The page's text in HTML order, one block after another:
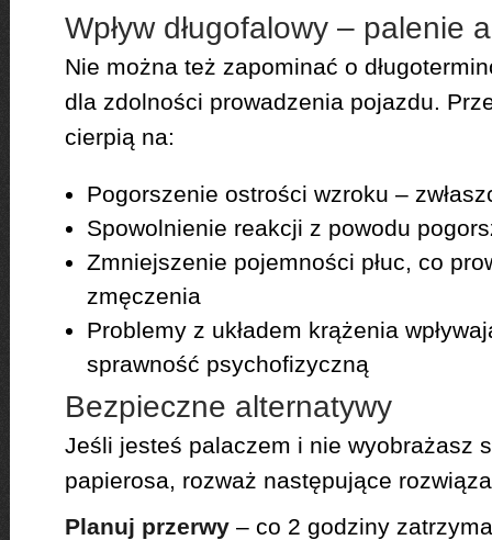
Wpływ długofalowy – palenie
Nie można też zapominać o
dla zdolności prowadzenia pojazdu.
cierpią na:
Pogorszenie ostrości wzroku –
Spowolnienie reakcji z powodu
Zmniejszenie pojemności płuc, co
zmęczenia
Problemy z układem krążenia
sprawność psychofizyczną
Bezpieczne alternatywy
Jeśli jesteś palaczem i nie wyobrażasz
papierosa, rozważ następujące
Planuj przerwy– co 2 godziny